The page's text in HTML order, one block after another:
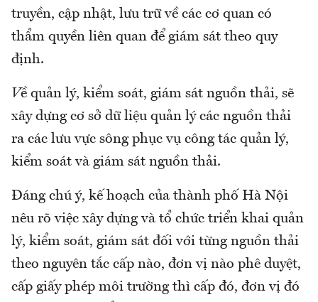
truyền, cập nhật, lưu trữ về các cơ quan có
thẩm quyền liên quan để giám sát theo quy
định.
Về quản lý, kiểm soát, giám sát nguồn thải, sẽ
xây dựng cơ sở dữ liệu quản lý các nguồn thải
ra các lưu vực sông phục vụ công tác quản lý,
kiểm soát và giám sát nguồn thải.
Đáng chú ý, kế hoạch của thành phố Hà Nội
nêu rõ việc xây dựng và tổ chức triển khai quản
lý, kiểm soát, giám sát đối với từng nguồn thải
theo nguyên tắc cấp nào, đơn vị nào phê duyệt,
cấp giấy phép môi trường thì cấp đó, đơn vị đó